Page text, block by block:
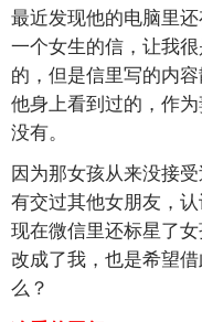
最近发现他的电脑里
一个女生的信，让我
的，但是信里写的内
他身上看到过的，作
没有。
因为那女孩从来没接
有交过其他女朋友，
现在微信里还标星了
改成了我，也是希望
么？